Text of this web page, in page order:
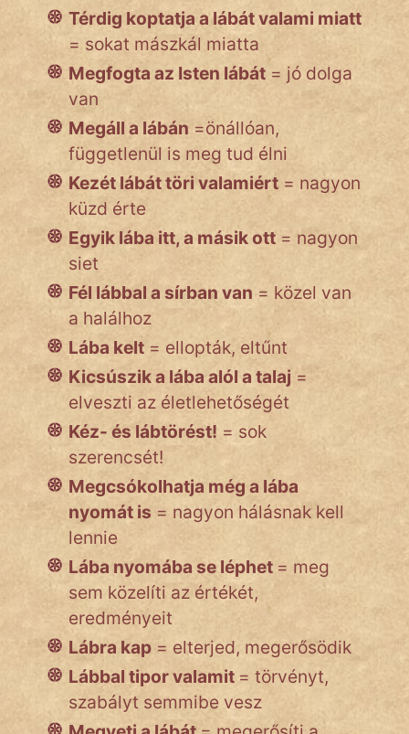
Térdig koptatja a lábát valami miatt
= sokat mászkál miatta
Megfogta az Isten lábát = jó dolga
van
Megáll a lábán =önállóan,
függetlenül is meg tud élni
Kezét lábát töri valamiért = nagyon
küzd érte
Egyik lába itt, a másik ott = nagyon
siet
Fél lábbal a sírban van = közel van
a halálhoz
Lába kelt = ellopták, eltűnt
Kicsúszik a lába alól a talaj =
elveszti az életlehetőségét
Kéz- és lábtörést! = sok
szerencsét!
Megcsókolhatja még a lába
nyomát is = nagyon hálásnak kell
lennie
Lába nyomába se léphet = meg
sem közelíti az értékét,
eredményeit
Lábra kap = elterjed, megerősödik
Lábbal tipor valamit = törvényt,
szabályt semmibe vesz